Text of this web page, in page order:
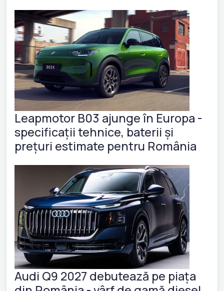
Leapmotor B03 ajunge în Europa -
specificații tehnice, baterii și
prețuri estimate pentru România
Audi Q9 2027 debutează pe piața